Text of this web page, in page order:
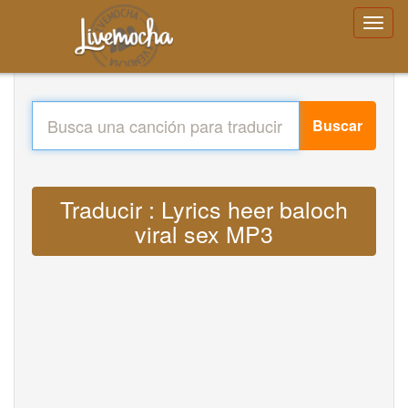
Buscar
Traducir : Lyrics heer baloch
viral sex MP3